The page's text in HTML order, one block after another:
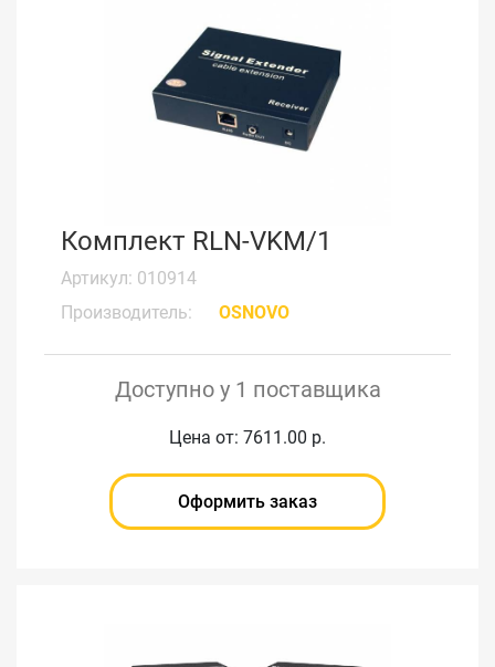
Комплект RLN-VKM/1
Артикул: 010914
Производитель:
OSNOVO
Доступно у 1 поставщика
Цена от: 7611.00 р.
Оформить заказ